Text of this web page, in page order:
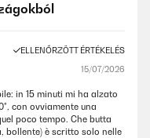
ELLENŐRZÖTT ÉRTÉKELÉS
15/07/2026
in 15 minuti mi ha alzato
con ovviamente una
poco tempo. Che butta
bollente) è scritto solo nelle